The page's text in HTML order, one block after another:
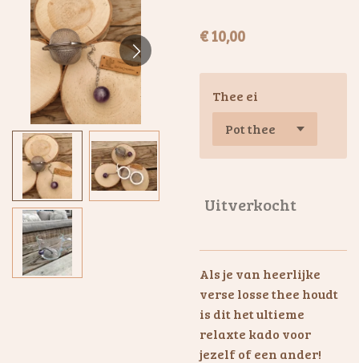
€ 10,00
Thee ei
Uitverkocht
Als je van heerlijke
verse losse thee houdt
is dit het ultieme
relaxte kado voor
jezelf of een ander!